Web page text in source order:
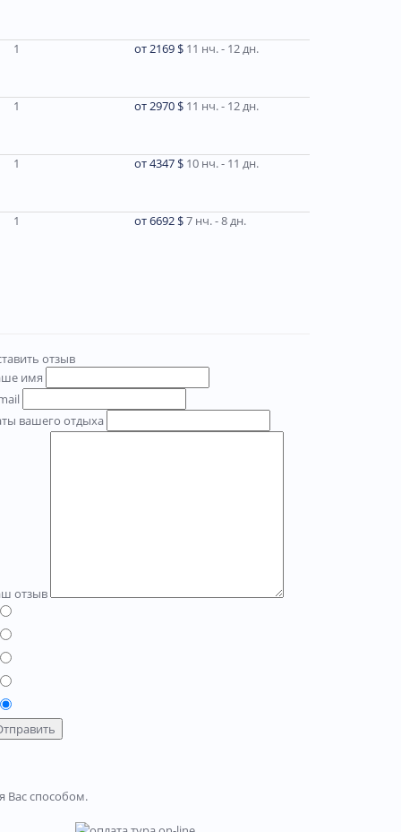
1 от 2169 $ 11 нч. - 12 дн.
1 от 2970 $ 11 нч. - 12 дн.
1 от 4347 $ 10 нч. - 11 дн.
1 от 6692 $7 нч. - 8 дн.
отзыв
имя
вашего отдыха
отзыв
Вас способом.